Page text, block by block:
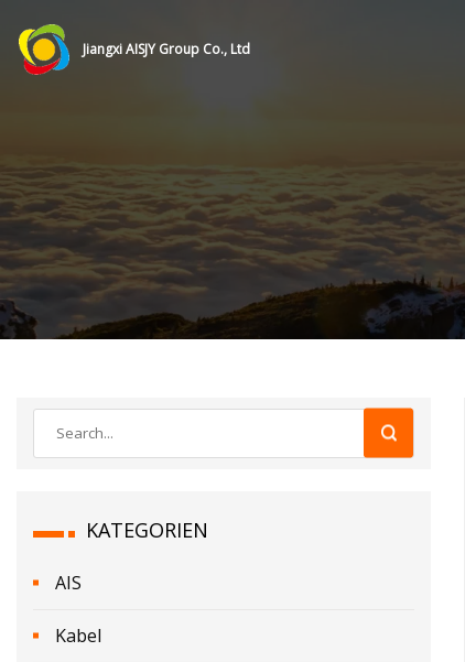
Jiangxi AISJY Group Co., Ltd
KATEGORIEN
AIS
Kabel